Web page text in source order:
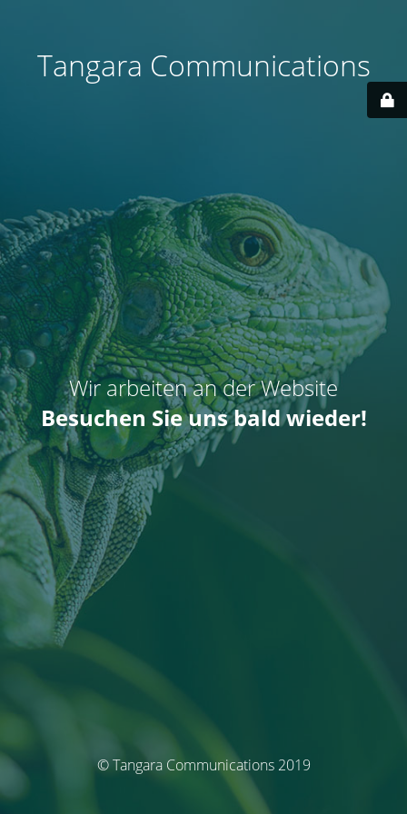
Tangara Communications
Wir arbeiten an der Website
Besuchen Sie uns bald wieder!
© Tangara Communications 2019